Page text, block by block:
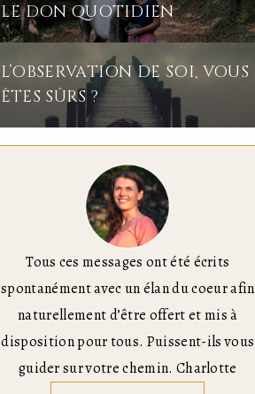
LE DON QUOTIDIEN
L’OBSERVATION DE SOI, VOUS
ÊTES SÛRS ?
Tous ces messages ont été écrits
spontanément avec un élan du coeur afin
naturellement d’être offert et mis à
disposition pour tous. Puissent-ils vous
guider sur votre chemin. Charlotte